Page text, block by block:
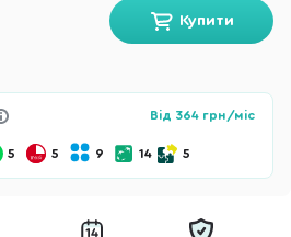
Купити
Від 364 грн/міс
5 5 9 14 5